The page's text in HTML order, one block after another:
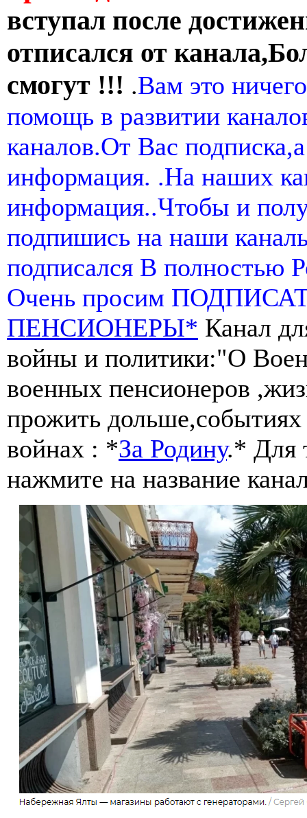
вступал после
отписался от
смогут !!! .Вам это
помощь в развитии
каналов.От Вас
информация. .На наших
информация..Чтобы и
подпишись на наши
подписался В полностью
Очень просим
ПЕНСИОНЕРЫ* Канал
войны и политики:"О
военных пенсионеров
прожить
войнах : *За Родину.* Для
нажмите на название